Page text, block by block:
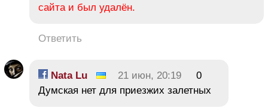
сайта и был удалён.
Ответить
Nata Lu 21 июн, 20:19
0
Думская нет для приезжих залетных